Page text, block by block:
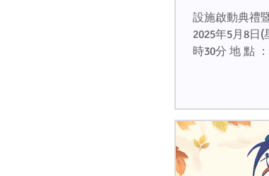
設施啟動典禮暨
2025年5月8日(星期四
時30分 地 點 ： 本校一樓禮堂 主禮嘉